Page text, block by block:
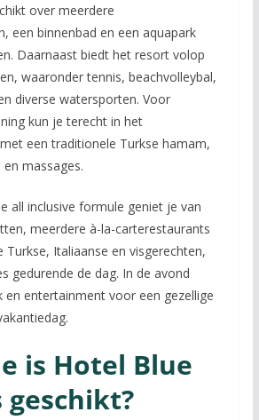
over meerdere
een binnenbad en een aquapark
Daarnaast biedt het resort volop
waaronder tennis, beachvolleybal,
diverse watersporten. Voor
kun je terecht in het
een traditionele Turkse hamam,
massages.
all inclusive formule geniet je van
meerdere à-la-carterestaurants
Italiaanse en visgerechten,
gedurende de dag. In de avond
en entertainment voor een gezellige
is Hotel Blue
geschikt?